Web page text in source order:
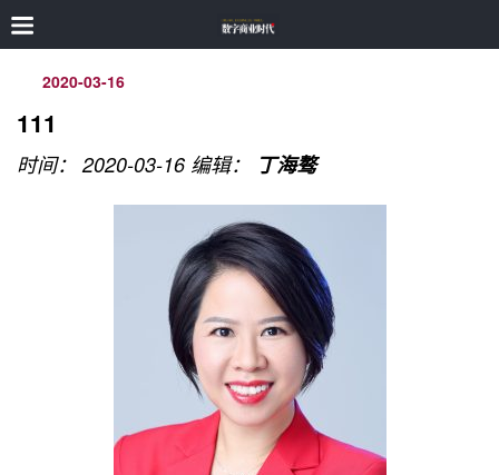
2020-03-16
111
时间： 2020-03-16 编辑： 丁海骜